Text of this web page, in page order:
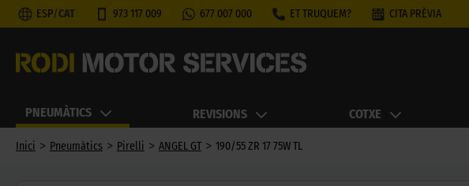
ESP/CAT 973 117 009 677 007 000 ET TRUQUEM? CITA PRÈVIA
PNEUMÀTICS REVISIONS COTXE
Inici > Pneumàtics > Pirelli > ANGEL GT > 190/55 ZR 17 75W TL